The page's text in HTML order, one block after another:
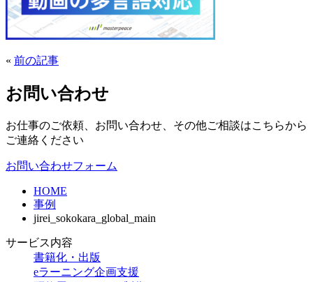
« 前の記事
お問い合わせ
お仕事のご依頼、お問い合わせ、その他ご相談はこちらから
ご連絡ください
お問い合わせフォーム
HOME
事例
jirei_sokokara_global_main
サービス内容
書籍化・出版
eラーニング企画支援